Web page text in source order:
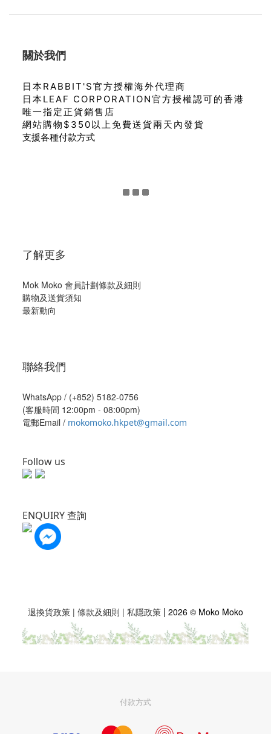
關於我們
日本RABBIT'S官方授權海外代理商
日本LEAF CORPORATION官方授權認可的香港
唯一指定正貨銷售店
網站購物$350以上免費送貨兩天內發貨
支援各種付款方式
了解更多
Mok Moko 會員計劃條款及細則
購物及送貨須知
最新動向
聯絡我們
WhatsApp / (+852) 5182-0756
(客服時間 12:00pm - 08:00pm)
電郵Email / mokomoko.hkpet@gmail.com
Follow us
ENQUIRY 查詢
退換貨政策 | 條款及細則 | 私隱政策 | 2026 © Moko Moko
付款方式